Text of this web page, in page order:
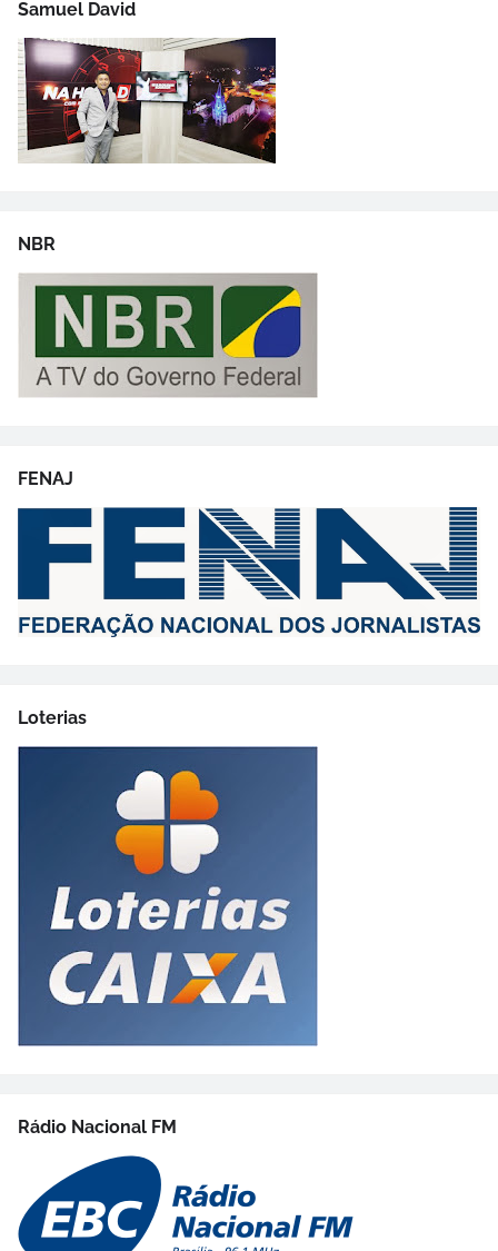
Samuel David
NBR
FENAJ
Loterias
Rádio Nacional FM